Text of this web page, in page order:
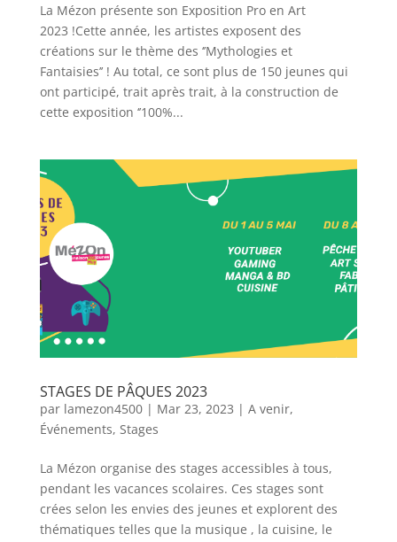
La Mézon présente son Exposition Pro en Art
2023 !Cette année, les artistes exposent des
créations sur le thème des ‘’Mythologies et
Fantaisies’’ ! Au total, ce sont plus de 150 jeunes qui
ont participé, trait après trait, à la construction de
cette exposition ‘’100%...
STAGES DE PÂQUES 2023
par lamezon4500| Mar 23, 2023 | A venir,
Événements, Stages
La Mézon organise des stages accessibles à tous,
pendant les vacances scolaires. Ces stages sont
crées selon les envies des jeunes et explorent des
thématiques telles que la musique , la cuisine, le